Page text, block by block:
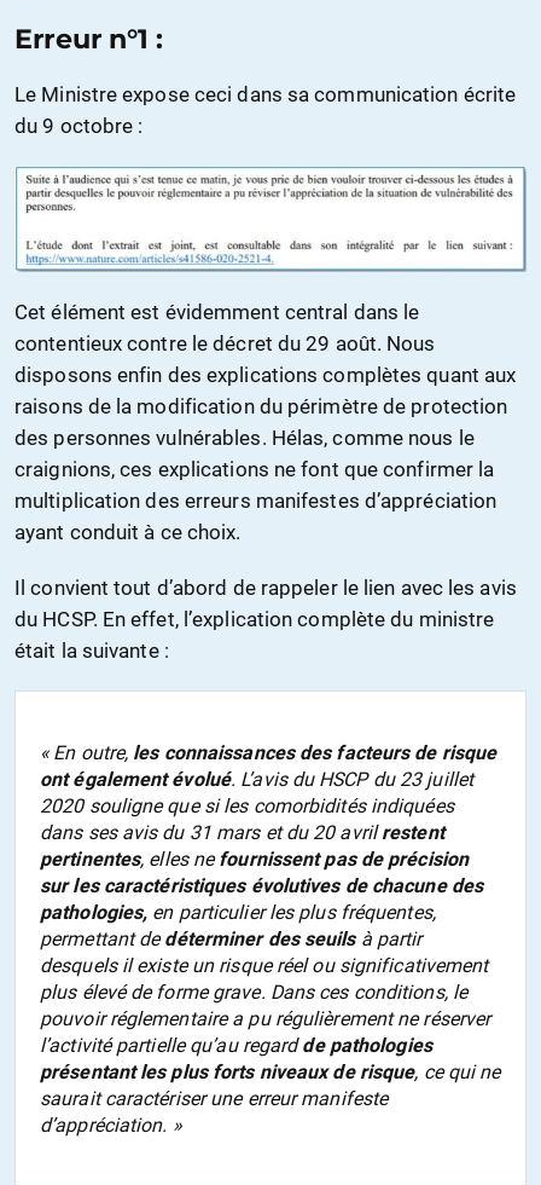
Erreur n°1 :
Le Ministre expose ceci dans sa communication écrite
du 9 octobre :
Cet élément est évidemment central dans le
contentieux contre le décret du 29 août. Nous
disposons enfin des explications complètes quant aux
raisons de la modification du périmètre de protection
des personnes vulnérables. Hélas, comme nous le
craignions, ces explications ne font que confirmer la
multiplication des erreurs manifestes d’appréciation
ayant conduit à ce choix.
Il convient tout d’abord de rappeler le lien avec les avis
du HCSP. En effet, l’explication complète du ministre
était la suivante :
«En outre, les connaissances des facteurs de risque
ont également évolué. L’avis du HSCP du 23 juillet
2020 souligne que si les comorbidités indiquées
dans ses avis du 31 mars et du 20 avrilrestent
pertinentes, elles nefournissent pas de précision
sur les caractéristiques évolutives de chacune des
pathologies, en particulier les plus fréquentes,
permettant dedéterminer des seuilsà partir
desquels il existe un risque réel ou significativement
plus élevé de forme grave. Dans ces conditions, le
pouvoir réglementaire a pu régulièrement ne réserver
l’activité partielle qu’au regardde pathologies
présentant les plus forts niveaux de risque, ce qui ne
saurait caractériser une erreur manifeste
d’appréciation. »